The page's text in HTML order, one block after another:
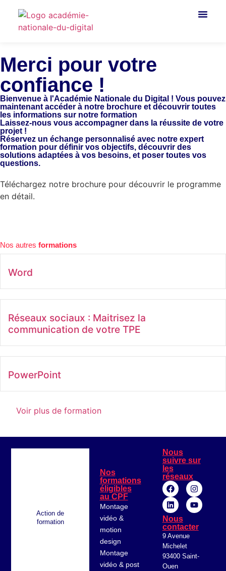
Merci pour votre
confiance !
Bienvenue à l'Académie Nationale du Digital ! Vous pouvez
maintenant accéder à notre brochure et découvrir toutes
les informations sur notre formation
Laissez-nous vous accompagner dans la réussite de votre
projet !
Réservez un échange personnalisé avec notre expert
formation pour définir vos objectifs, découvrir des
solutions adaptées à vos besoins, et poser toutes vos
questions.
Téléchargez notre brochure pour découvrir le programme
en détail.
Nos autres formations
Word
Réseaux sociaux : Maitrisez la
communication de votre TPE
PowerPoint
Voir plus de formation
Action de
formation
Nos
formations
éligibles
au CPF
Montage
vidéo &
motion
design
Montage
vidéo & post
Nous
suivre sur
les
réseaux
Nous
contacter
9 Avenue
Michelet
93400 Saint-
Ouen